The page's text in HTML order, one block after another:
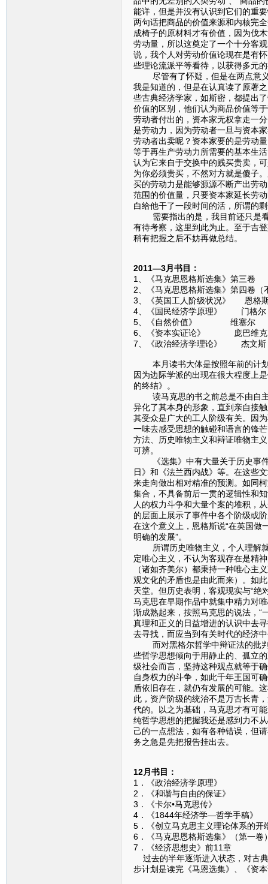
能详，但是并没有认识到它们的重
两句话把商品的价值来源和内核完
成椅子的原材料才有价值，因为伐
劳动量，所以这奠定了一个十分客
说，我个人对劳动价值论现在是有
些理论流派平等看待，以获得多元
尽管有了怀疑，但是在两点意义
我是知道的，但是在认真读了原著
些古典经济学家，如斯密，都提出
价值的区别，他们认为商品价值等
劳动者付出的，资本家无权拿走一
是劳动力，因为劳动者一旦与资本
劳动者出卖呢？资本家要的是劳动
等于再生产劳动力所需要的基本生
认为它来自于交换中的贱买贵卖，
为你必须贵买，不然对方就是傻子
买的劳动力是能够源源不断产出劳
范围的价值量，只要资本家延长劳
白给他干了一段时间的活，所谓的
需要指出的是，我目前还只是看
有待考察，这里到此为止。至于吉
稍有把握之后不妨再做总结。
2011—3月书目：
1、《马克思恩格斯选集》第三卷
2、《马克思恩格斯选集》第四卷（
3、《英国工人阶级状况》 恩格
4、《国民经济学原理》 门格尔
5、《自然价值》 维塞尔
6、《资本实证论》 庞巴维克
7、《政治经济学理论》 杰文斯
本月读书大体是按照年前的计划
因为边际学派的出现在很大程度上
的终结》。
读马克思的书之前总是不由自主
异化了其本身的形象，直到亲自接
其受众是广大的工人阶级有关。因
一味去感受思想的触碰和语言的锋
方法、历史唯物主义和辩证唯物主
可辨。
《选集》中有大量关于历史事件
日》和《法兰西内战》等。在这些
来走向做出相对精准的预测。如同
集合，不具备前后一贯的逻辑性和
人的权力斗争和大量个案的堆积，
的层面上展示了事件中各个阶级或
在这个意义上，恩格斯说“在英国做
明确的发展”。
所谓历史唯物主义，个人理解就
定唯心主义，不认为客观存在是精
（诸如齐美尔）都秉持一种唯心主
观文化的矛盾也是由此而来）。如
天堂。但历史表明，客观现实与“绝
马克思在早期作品中就集中精力对
渐成熟起来，按照马克思的说法，“
真理和正义的日益增进的认识中去
去寻找，而应当到有关时代的经济
而对黑格尔哲学中辩证法的批判
些哲学思想倾向于用静止的、孤立
级社会而言，坚持这种观点就等于
自身权力的斗争，如此千年王国可
盾依旧存在，就仍有发展的可能。
此，资产阶级的统治不是万古长青
代的。以之为基础，马克思才有可
纯哲学思想的把握我还是感到力不
己的一点想法，如有各种错误，但
务之急是先把报告挂出去。
12月书目：
1．《政治经济学原
2．《和谐与自由的保
3．《卡尔•马克思传
4．《1844年经济学—哲
5．《创立马克思主义理论
6．《马克思恩格斯选集》（
7．《经济思想史》前11
过去的半年逐渐进入状态，对古
步计划是读完《马恩选集》、《资